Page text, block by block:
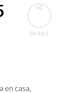
SHARE
en casa,